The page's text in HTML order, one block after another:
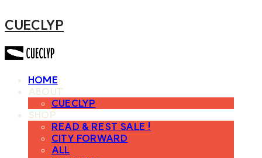
CUECLYP
HOME
ABOUT
CUECLYP
SHOP
READ & REST SALE !
CITY FORWARD
ALL